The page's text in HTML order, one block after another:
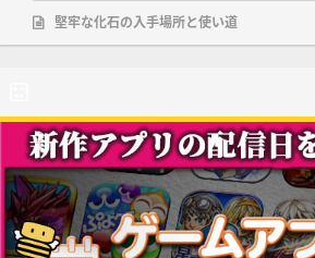
堅牢な化石の入手場所と使い道